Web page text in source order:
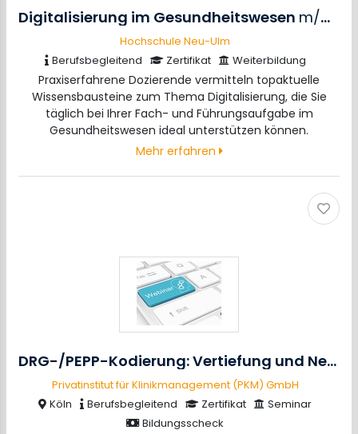
Digitalisierung im Gesundheitswesen m/w/d
Hochschule Neu-Ulm
Berufsbegleitend
Zertifikat Weiterbildung
Praxiserfahrene Dozierende vermitteln topaktuelle
Wissensbausteine zum Thema Digitalisierung, die Sie
täglich bei Ihrer Fach- und Führungsaufgabe im
Gesundheitswesen ideal unterstützen können.
Mehr erfahren
DRG-/PEPP-Kodierung: Vertiefung und Neuerungen
Privatinstitut für Klinikmanagement (PKM) GmbH
Köln
Berufsbegleitend Zertifikat
Seminar
Bildungsscheck